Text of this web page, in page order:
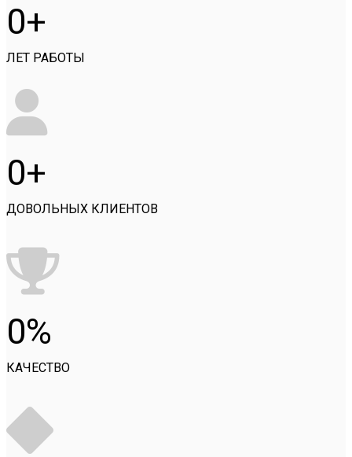
0
ЛЕТ РАБОТЫ
0
ДОВОЛЬНЫХ КЛИЕНТОВ
0
КАЧЕСТВО